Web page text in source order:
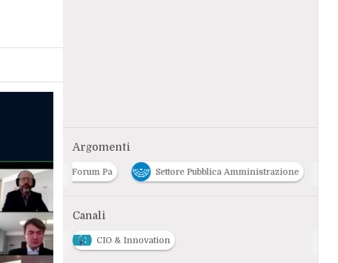
Argomenti
F Forum Pa Settore Pubblica Amministrazione
Canali
CIO & Innovation